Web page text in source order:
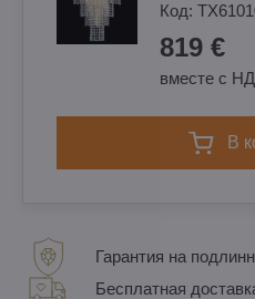
Код:
819 €
вместе с
Гарантия на
Бесплатная